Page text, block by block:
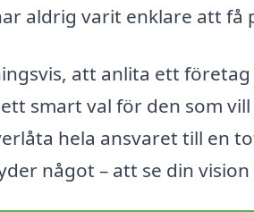
aldrig varit enklare att få
att anlita ett företag
smart val för den som
hela ansvaret till en
något – att se din